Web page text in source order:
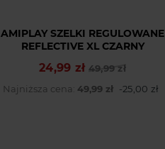
AMIPLAY SZELKI REGULOWANE
REFLECTIVE XL CZARNY
Cena podstawowa
49,99 zł
Cena
24,99 zł
Najniższa cena: 49,99 zł -25,00 zł